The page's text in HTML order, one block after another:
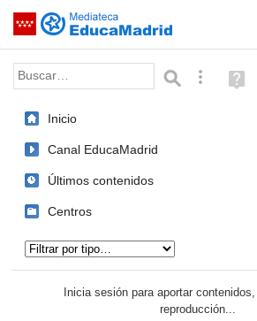
Saltar navegación
Palabra o frase: BúsquedaAyuda
(en
Inicio
Canal EducaMadrid
Últimos contenidos
Centros
Inicia sesión para aportar
reproducción...